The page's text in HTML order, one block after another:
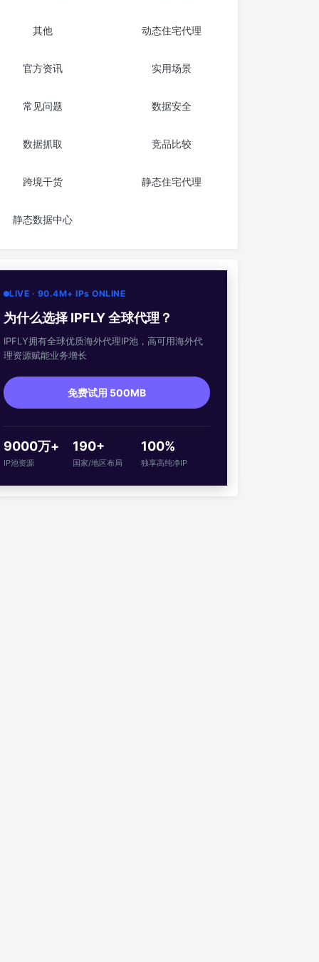
其他 动态住宅代理
官方资讯 实用场景
常见问题 数据安全
数据抓取 竞品比较
跨境干货 静态住宅代理
静态数据中心
LIVE · 90.4M+ IPs ONLINE
为什么选择 IPFLY 全球代理？
IPFLY拥有全球优质海外代理IP池，高可用海外代
理资源赋能业务增长
免费试用 500MB
9000万+
IP池资源
190+
国家/地区布局
100%
独享高纯净IP